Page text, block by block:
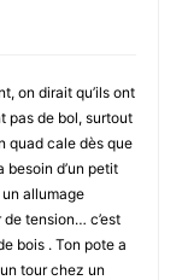
on dirait qu’ils ont
pas de bol, surtout
quad cale dès que
d’un petit
allumage
tension… c’est
bois . Ton pote a
tour chez un